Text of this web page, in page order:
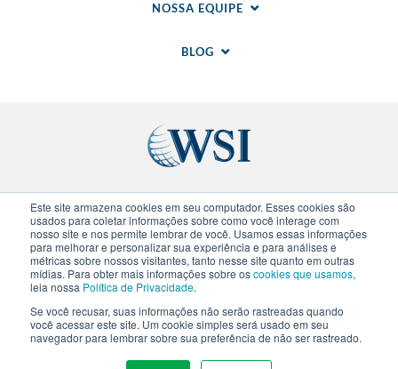
Este site armazena cookies em seu computador. Esses cookies são
usados para coletar informações sobre como você interage com
nosso site e nos permite lembrar de você. Usamos essas informações
para melhorar e personalizar sua experiência e para análises e
métricas sobre nossos visitantes, tanto nesse site quanto em outras
mídias. Para obter mais informações sobre oscookies que usamos,
leia nossa Política de Privacidade.
Se você recusar, suas informações não serão rastreadas quando
você acessar este site. Um cookie simples será usado em seu
navegador para lembrar sobre sua preferência de não ser rastreado.
NOSSA EQUIPE
BLOG
© 2020-2026WSI. Todos direitos reservados. WSI
ICE e WSI IM são marcas registradas da Research
and Management Corp (RAM).Politica de
é uma empresa de propriedade e operação
independente.
Sites regionais